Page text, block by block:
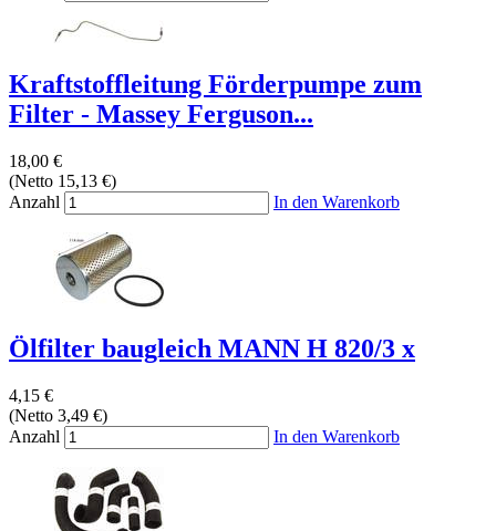
Kraftstoffleitung Förderpumpe zum
Filter - Massey Ferguson...
18,00 €
(Netto 15,13 €)
Anzahl
In den Warenkorb
Ölfilter baugleich MANN H 820/3 x
4,15 €
(Netto 3,49 €)
Anzahl
In den Warenkorb